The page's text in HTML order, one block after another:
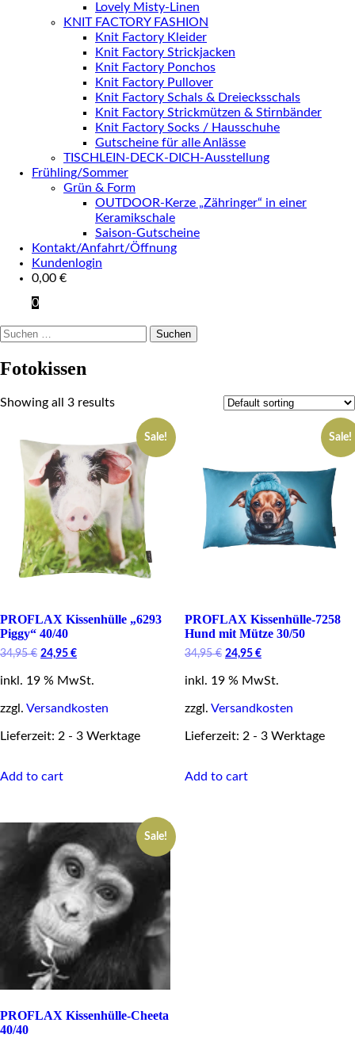
Lovely Misty-Linen
KNIT FACTORY FASHION
Knit Factory Kleider
Knit Factory Strickjacken
Knit Factory Ponchos
Knit Factory Pullover
Knit Factory Schals & Dreiecksschals
Knit Factory Strickmützen & Stirnbänder
Knit Factory Socks / Hausschuhe
Gutscheine für alle Anlässe
TISCHLEIN-DECK-DICH-Ausstellung
Frühling/Sommer
Grün & Form
OUTDOOR-Kerze „Zähringer“ in einer
Keramikschale
Saison-Gutscheine
Kontakt/Anfahrt/Öffnung
Kundenlogin
0,00 €
0
Suchen
Fotokissen
Showing all 3 results
Sale!
PROFLAX Kissenhülle „6293
Piggy“ 40/40
34,95€ Original
was:
24,95 €Current
is:
inkl. 19 % MwSt.
zzgl. Versandkosten
Lieferzeit: 2 - 3 Werktage
Add to cart
Sale!
PROFLAX Kissenhülle-7258
Hund mit Mütze 30/50
34,95€ Original
was:
24,95 €Current
is:
inkl. 19 % MwSt.
zzgl. Versandkosten
Lieferzeit: 2 - 3 Werktage
Add to cart
Sale!
PROFLAX Kissenhülle-Cheeta
40/40